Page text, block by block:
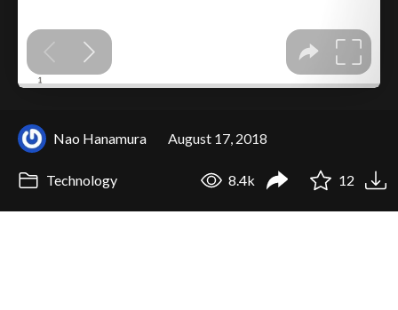
Nao Hanamura August 17, 2018
Technology 8.4k 12